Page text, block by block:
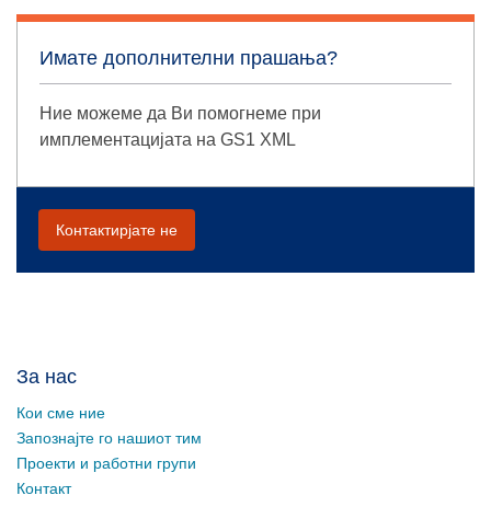
Имате дополнителни прашања?
Ние можеме да Ви помогнеме при
имплементацијата на GS1 XML
Контактирјате не
За нас
Кои сме ние
Запознајте го нашиот тим
Проекти и работни групи
Контакт